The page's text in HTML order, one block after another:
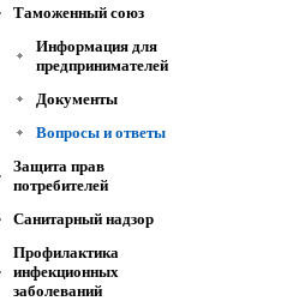
Таможенный союз
Информация для
предпринимателей
Документы
Вопросы и ответы
Защита прав
потребителей
Санитарный надзор
Профилактика
инфекционных
заболеваний